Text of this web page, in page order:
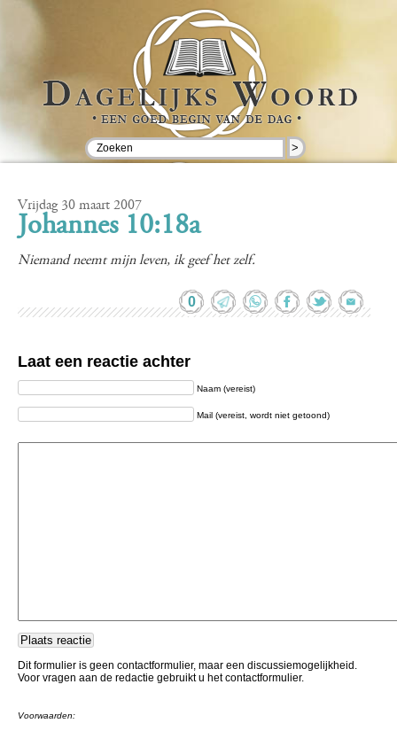
>
Vrijdag 30 maart 2007
Johannes 10:18a
Niemand neemt mijn leven, ik geef het zelf.
0
Laat een reactie achter
Naam (vereist)
Mail (vereist, wordt niet getoond)
Dit formulier is geen contactformulier, maar een discussiemogelijkheid.
Voor vragen aan de redactie gebruikt u het contactformulier.
Voorwaarden: